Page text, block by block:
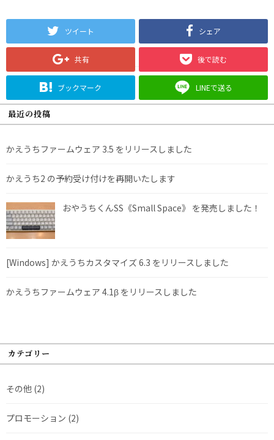
ツイート シェア
共有 後で読む
ブックマーク LINEで送る
最近の投稿
かえうちファームウェア 3.5 をリリースしました
かえうち2 の予約受け付けを再開いたします
おやうちくんSS《Small Space》 を発売しました！
[Windows] かえうちカスタマイズ 6.3 をリリースしました
かえうちファームウェア 4.1β をリリースしました
カテゴリー
その他 (2)
プロモーション (2)